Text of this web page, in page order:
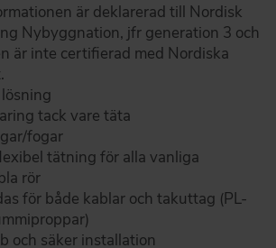
är deklarerad till Nordisk
Nybyggnation, jfr generation 3 och
är inte certifierad med Nordiska
tack vare täta
fogar
tätning för alla vanliga
rör
för både kablar och takuttag (PL-
och säker installation